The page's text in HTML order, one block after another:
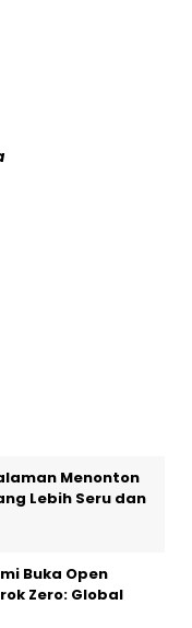
Menonton
Lebih Seru dan
Buka Open
Zero: Global